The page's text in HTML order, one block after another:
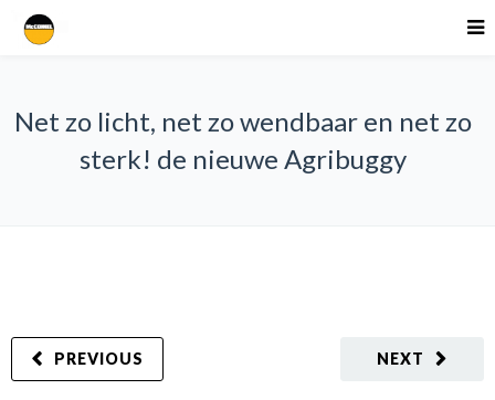
Net zo licht, net zo wendbaar en net zo
sterk! de nieuwe Agribuggy
NEXT
PREVIOUS